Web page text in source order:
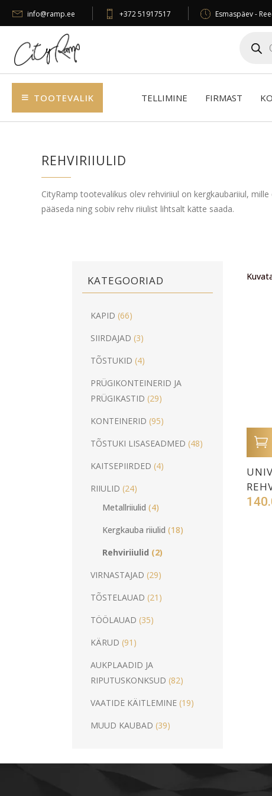
info@ramp.ee +372 51917517 Esmaspäev -
search
TOOTEVALIK TELLIMINE FIRMAST
REHVIRIIULID
CityRamp tootevalikus olev rehviriiul on kergkaubariiul,
pääseda ning sobiv rehv riiulist lihtsalt kätte saada.
KATEGOORIAD
KAPID (66)
SIIRDAJAD (3)
TÕSTUKID (4)
PRÜGIKONTEINERID JA
PRÜGIKASTID (29)
KONTEINERID (95)
TÕSTUKI LISASEADMED (48)
KAITSEPIIRDED (4)
RIIULID (24)
Metallriiulid (4)
Kergkauba riiulid (18)
Rehviriiulid (2)
VIRNASTAJAD (29)
TÕSTELAUAD (21)
TÖÖLAUAD (35)
KÄRUD (91)
AUKPLAADID JA
RIPUTUSKONKSUD (82)
VAATIDE KÄITLEMINE (19)
MUUD KAUBAD (39)